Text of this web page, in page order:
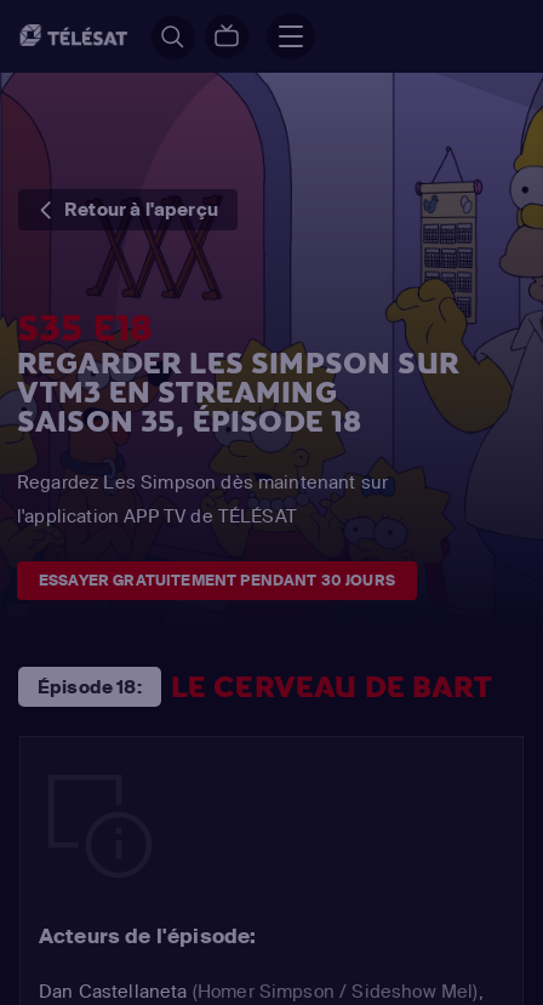
Retour à l'aperçu
S35 E18
REGARDER LES SIMPSON SUR
VTM3 EN STREAMING
SAISON 35, ÉPISODE 18
Regardez Les Simpson dès maintenant sur
l'application APP TV de TÉLÉSAT
ESSAYER GRATUITEMENT PENDANT 30 JOURS
Épisode 18: LE CERVEAU DE BART
Acteurs de l'épisode:
Dan Castellaneta (Homer Simpson / Sideshow Mel),